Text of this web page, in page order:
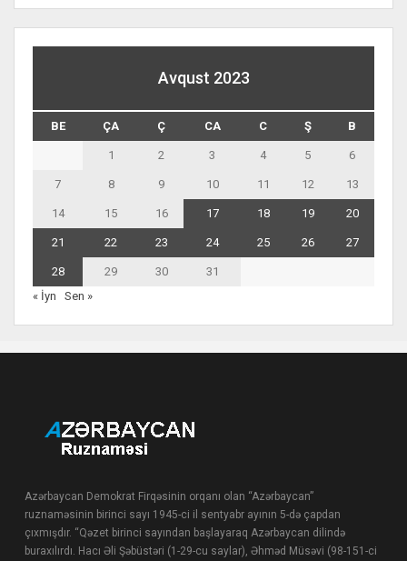
Avqust 2023
BE ÇA Ç CA C Ş B
1 2 3 4 5 6
7 8 9 10 11 12 13
14 15 16 17 18 19 20
21 22 23 24 25 26 27
28 29 30
31
« İyn
Sen »
Azərbaycan Demokrat Firqəsinin orqanı olan “Azərbaycan”
ruznaməsinin birinci sayı 1945-ci il sentyabr ayının 5-də çapdan
çıxmışdır. “Qəzet birinci sayından başlayaraq Azərbaycan dilində
buraxılırdı. Hacı Əli Şəbüstəri (1-29-cu saylar), Əhməd Müsəvi (98-151-ci